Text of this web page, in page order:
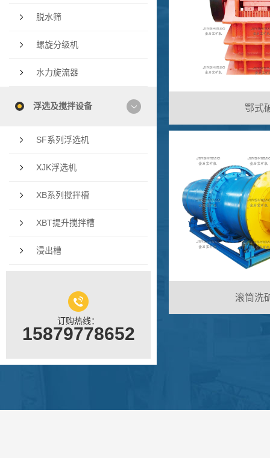
脱水筛
螺旋分级机
水力旋流器
浮选及搅拌设备
SF系列浮选机
XJK浮选机
XB系列搅拌槽
XBT提升搅拌槽
浸出槽
订购热线：
15879778652
鄂式
滚筒洗